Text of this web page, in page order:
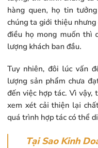
hàng quen, họ tin
chúng ta giới thiệu
điều họ mong muốn thì
lượng khách ban đầu.
Tuy nhiên, đôi lúc vấn
lượng sản phẩm chưa
đến việc hợp tác. Vì vậy,
xem xét cải thiện lại
quá trình hợp tác có thể
Tại Sao Kinh